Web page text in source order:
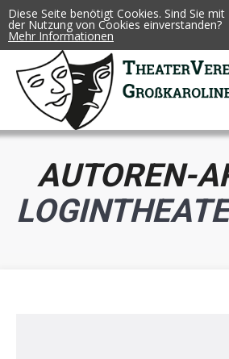
AUTOREN-
Diese Seite benötigt Cookies. Sind Sie mit
der Nutzung von Cookies einverstanden?
Mehr Informationen